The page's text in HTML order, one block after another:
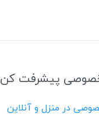
پیشرفت کن
در منزل و آنلاین